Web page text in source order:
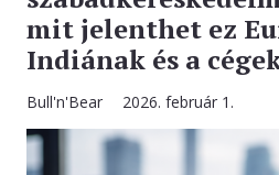
BLOGOK
ELŐFIZETÉS
KAPCSOLAT
mit jelenthet ez
Indiának és a
Bull'n'Bear 2026. február 1.